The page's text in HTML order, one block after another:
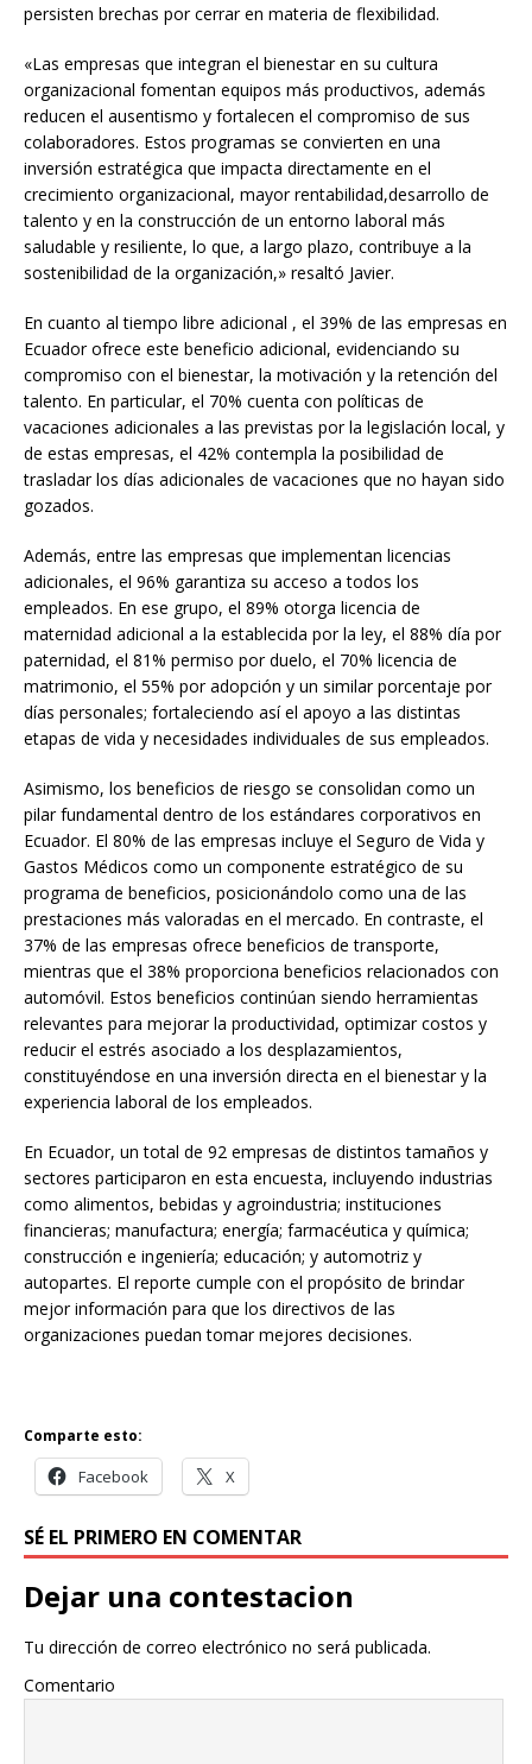
persisten brechas por cerrar en materia de flexibilidad.
«Las empresas que integran el bienestar en su cultura
organizacional fomentan equipos más productivos, además
reducen el ausentismo y fortalecen el compromiso de sus
colaboradores. Estos programas se convierten en una
inversión estratégica que impacta directamente en el
crecimiento organizacional, mayor rentabilidad,desarrollo de
talento y en la construcción de un entorno laboral más
saludable y resiliente, lo que, a largo plazo, contribuye a la
sostenibilidad de la organización,» resaltó Javier.
En cuanto al tiempo libre adicional , el 39% de las empresas en
Ecuador ofrece este beneficio adicional, evidenciando su
compromiso con el bienestar, la motivación y la retención del
talento. En particular, el 70% cuenta con políticas de
vacaciones adicionales a las previstas por la legislación local, y
de estas empresas, el 42% contempla la posibilidad de
trasladar los días adicionales de vacaciones que no hayan sido
gozados.
Además, entre las empresas que implementan licencias
adicionales, el 96% garantiza su acceso a todos los
empleados. En ese grupo, el 89% otorga licencia de
maternidad adicional a la establecida por la ley, el 88% día por
paternidad, el 81% permiso por duelo, el 70% licencia de
matrimonio, el 55% por adopción y un similar porcentaje por
días personales; fortaleciendo así el apoyo a las distintas
etapas de vida y necesidades individuales de sus empleados.
Asimismo, los beneficios de riesgo se consolidan como un
pilar fundamental dentro de los estándares corporativos en
Ecuador. El 80% de las empresas incluye el Seguro de Vida y
Gastos Médicos como un componente estratégico de su
programa de beneficios, posicionándolo como una de las
prestaciones más valoradas en el mercado. En contraste, el
37% de las empresas ofrece beneficios de transporte,
mientras que el 38% proporciona beneficios relacionados con
automóvil. Estos beneficios continúan siendo herramientas
relevantes para mejorar la productividad, optimizar costos y
reducir el estrés asociado a los desplazamientos,
constituyéndose en una inversión directa en el bienestar y la
experiencia laboral de los empleados.
En Ecuador, un total de 92 empresas de distintos tamaños y
sectores participaron en esta encuesta, incluyendo industrias
como alimentos, bebidas y agroindustria; instituciones
financieras; manufactura; energía; farmacéutica y química;
construcción e ingeniería; educación; y automotriz y
autopartes. El reporte cumple con el propósito de brindar
mejor información para que los directivos de las
organizaciones puedan tomar mejores decisiones.
Comparte esto:
Facebook X
SÉ EL PRIMERO EN COMENTAR
Dejar una contestacion
Tu dirección de correo electrónico no será publicada.
Comentario